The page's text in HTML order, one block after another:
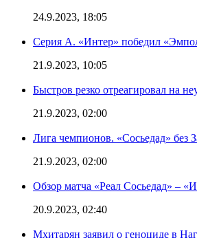
24.9.2023, 18:05
Серия А. «Интер» победил
21.9.2023, 10:05
Быстров резко отреагировал на
21.9.2023, 02:00
Лига чемпионов. «Сосьедад» без
21.9.2023, 02:00
Обзор матча «Реал Сосьедад» –
20.9.2023, 02:40
Мхитарян заявил о геноциде в